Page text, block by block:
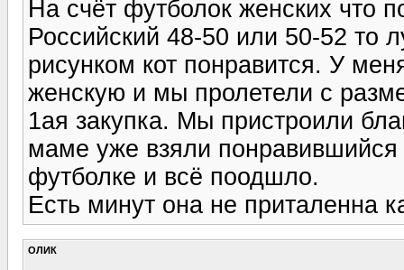
На счёт футболок женских что
Российский 48-50 или 50-52 то
рисунком кот понравится. У
женскую и мы пролетели с
1ая закупка. Мы пристроили
маме уже взяли понравившийся
футболке и всё поодшло.
Есть минут она не приталенна
ОЛИК